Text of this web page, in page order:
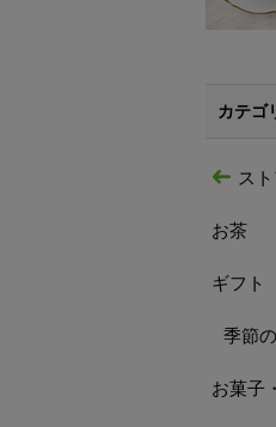
カテゴ
ス
お茶
ギフト
季節
お菓子